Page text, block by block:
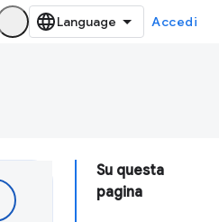
Accedi
Su questa
pagina